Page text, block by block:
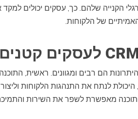
הקנייה שלהם. כך, עסקים יכולים
של הלקוחות.
, היתרונות הם רבים ומגוונים. ראשית,
לנתח את התנהגות הלקוחות
מאפשרת לשפר את השירות